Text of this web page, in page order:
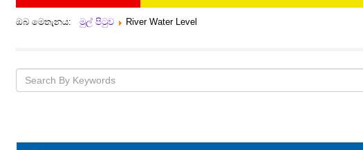
ඔබ මෙතැනය: මුල් පිටුව River Water Level